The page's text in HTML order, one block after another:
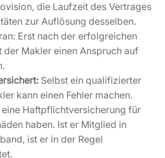
Selbst ein qualifizierter
kann einen Fehler machen.
Haftpflichtversicherung für
haben. Ist er Mitglied in
ist er in der Regel
Wer als Makler arbeitet, berät
individuell und erfährt oft viel
ihnen. Der Immobilienmakler
Bedürfnisse und
wirtschaftliche Situation. Daher